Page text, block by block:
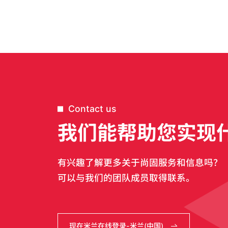
Contact us
我们能帮助您实现
有兴趣了解更多关于尚固服务和信息吗？
可以与我们的团队成员取得联系。
现在米兰在线登录-米兰(中国)